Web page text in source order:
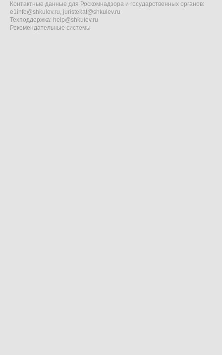
Контактные данные для Роскомнадзора и государственных органов:
e1info@shkulev.ru, juristekat@shkulev.ru
Техподдержка: help@shkulev.ru
Рекомендательные системы